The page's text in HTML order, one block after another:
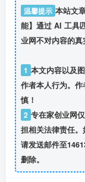
温馨提示 本站文
能】通过 AI 工具
业网不对内容的真
1 本文内容以及
作者本人行为。
慎！
2 专在家创业网
担相关法律责任。
请发送邮件至
删除。